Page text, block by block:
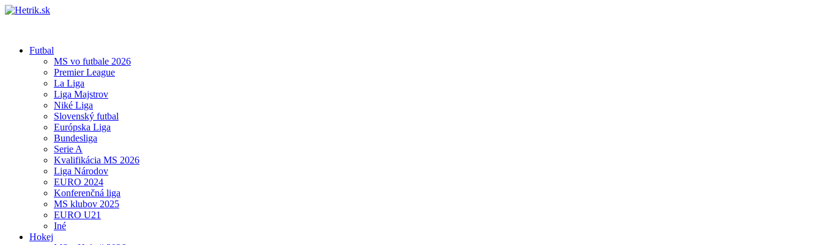
Futbal
MS vo futbale 2026
Premier League
La Liga
Liga Majstrov
Niké Liga
Slovenský futbal
Európska Liga
Bundesliga
Serie A
Kvalifikácia MS 2026
Liga Národov
EURO 2024
Konferenčná liga
MS klubov 2025
EURO U21
Iné
Hokej